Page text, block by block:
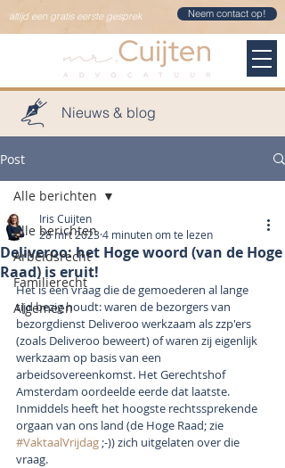
Neem contact op!
altijd een gratis eerste gesprek
Nieuws & blog
Post
Alle berichten
Arbeidsrecht
Familierecht
Algemeen
Alle berichten
Deliveroo: het Hoge woord (van de Hoge
Raad) is eruit!
Iris Cuijten
28 mrt 2023 4 minuten om te lezen
Het is een vraag die de gemoederen al lange
tijd bezig houdt: waren de bezorgers van
bezorgdienst Deliveroo werkzaam als zzp'ers
(zoals Deliveroo beweert) of waren zij eigenlijk
werkzaam op basis van een
arbeidsovereenkomst. Het Gerechtshof
Amsterdam oordeelde eerde dat laatste.
Inmiddels heeft het hoogste rechtssprekende
orgaan van ons land (de Hoge Raad; zie
#VaktaalVrijdag ;-)) zich uitgelaten over die
vraag.